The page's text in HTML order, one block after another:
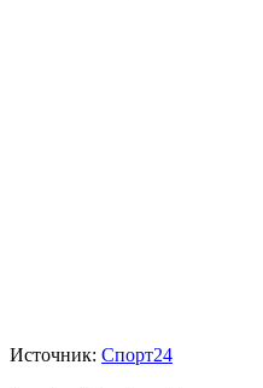
Источник: Спорт24